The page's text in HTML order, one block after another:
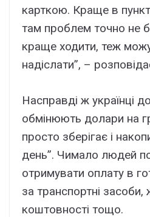
карткою. Краще в
там проблем точно не
краще ходити, теж можу
надіслати”, –
Насправді ж українці
обмінюють долари на
просто зберігає і
день”. Чимало людей
отримувати оплату в
за транспортні засоби,
коштовності тощо.